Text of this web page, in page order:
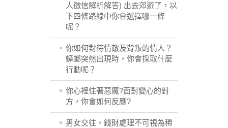
人徵信解析解答) 出去郊遊了，以
下四條路線中你會選擇哪一條
呢？
你如何對待情敵及背叛的情人？
蟑螂突然出現時，你會採取什麼
行動呢？
你心裡住著惡魔?面對變心的對
方，你會如何反應?
男女交往，錢財處理不可視為稀